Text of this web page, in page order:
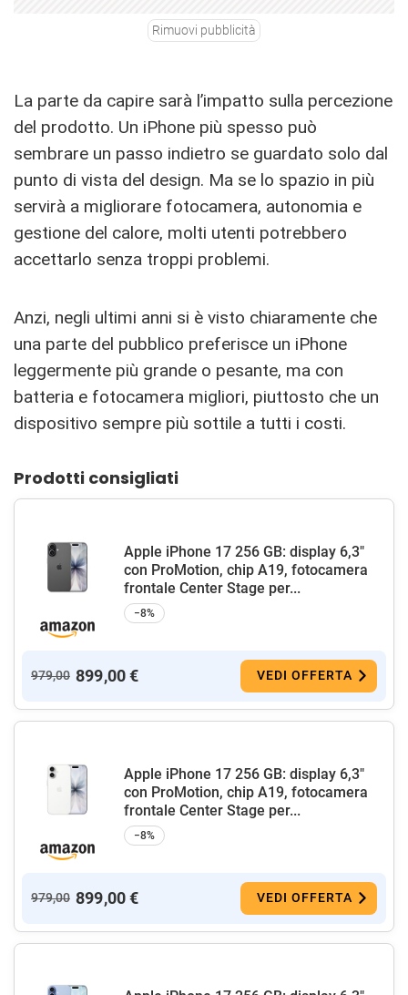
Rimuovi pubblicità
La parte da capire sarà l’impatto sulla percezione
del prodotto. Un iPhone più spesso può
sembrare un passo indietro se guardato solo dal
punto di vista del design. Ma se lo spazio in più
servirà a migliorare fotocamera, autonomia e
gestione del calore, molti utenti potrebbero
accettarlo senza troppi problemi.
Anzi, negli ultimi anni si è visto chiaramente che
una parte del pubblico preferisce un iPhone
leggermente più grande o pesante, ma con
batteria e fotocamera migliori, piuttosto che un
dispositivo sempre più sottile a tutti i costi.
Prodotti consigliati
Apple iPhone 17 256 GB: display 6,3"
con ProMotion, chip A19, fotocamera
frontale Center Stage per...
−8%
979,00 899,00 € VEDI OFFERTA
Apple iPhone 17 256 GB: display 6,3"
con ProMotion, chip A19, fotocamera
frontale Center Stage per...
−8%
979,00 899,00 € VEDI OFFERTA